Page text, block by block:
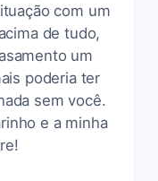
com um
de tudo,
um
poderia ter
sem você.
e a minha